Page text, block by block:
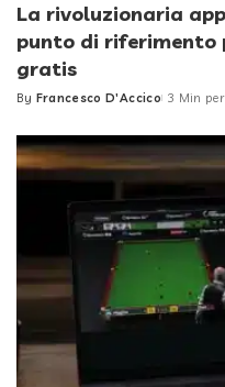
La rivoluzionaria
punto di riferimento
gratis
Posted
By Francesco D'Accico 3 Min per